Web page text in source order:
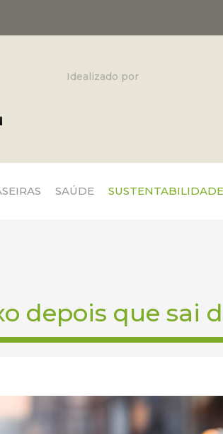
Idealizado por
SAÚDE SUSTENTABILIDADE
depois que sai